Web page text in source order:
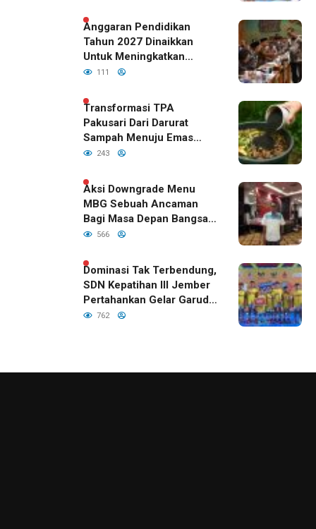
Anggaran Pendidikan
Tahun 2027 Dinaikkan
Untuk Meningkatkan
Kualitas Anak Bangsa,
RI
111
Transformasi TPA
Pakusari Dari Darurat
Sampah Menuju Emas
Hijau di Era Kepemimpinan
243
Aksi Downgrade Menu
MBG Sebuah Ancaman
Bagi Masa Depan Bangsa
Indonesia
566
Dominasi Tak Terbendung,
SDN Kepatihan III Jember
Pertahankan Gelar Garuda
Cup 2026
762